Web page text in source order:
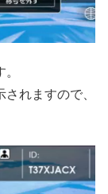
れますので、